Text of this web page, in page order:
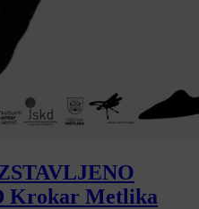
Krokar Metlika